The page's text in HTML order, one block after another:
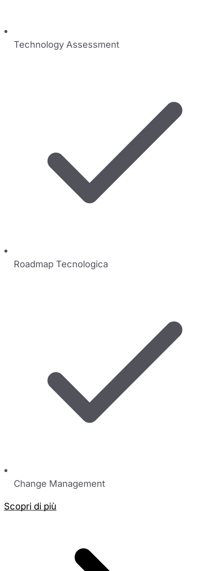
Technology Assessment
Roadmap Tecnologica
Change Management
Scopri di più